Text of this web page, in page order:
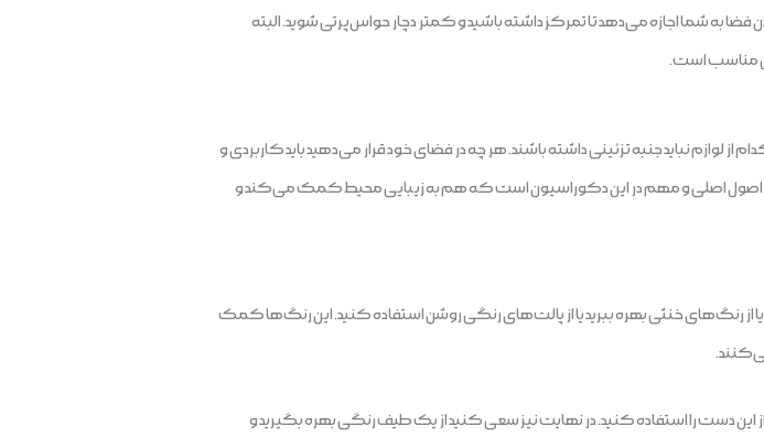
شما اجازه می‌دهد تا تمرکز داشته باشید و کمتر دچار حواس‌پرتی شوید. البته
مناسب است.
لوازم نباید جنبه تزئینی داشته باشند. هر چه در فضای خود قرار می‌دهید باید کاربردی و
اصول اصلی و مهم در این دکوراسیون است که هم به زیبایی محیط کمک می‌کند و
از رنگ‌های خنثی بهره ببرید یا از پالت‌های رنگی روشن استفاده کنید. این رنگ‌ها کمک
این دست را استفاده کنید. در نهایت نیز سعی کنید از یک طیف رنگی بهره بگیرید و